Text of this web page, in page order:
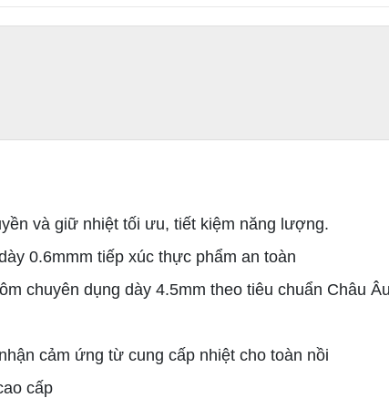
và giữ nhiệt tối ưu, tiết kiệm năng lượng.
0.6mmm tiếp xúc thực phẩm an toàn
chuyên dụng dày 4.5mm theo tiêu chuẩn Châu
cảm ứng từ cung cấp nhiệt cho toàn nồi
cấp